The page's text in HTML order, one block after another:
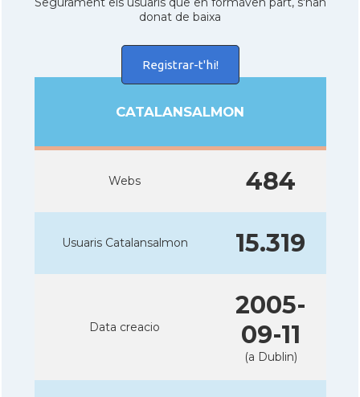
donat de baixa
Registrar-t'hi!
CATALANSALMON
Webs 484
Usuaris Catalansalmon 15.319
Data creacio
2005-
09-11
(a Dublin)